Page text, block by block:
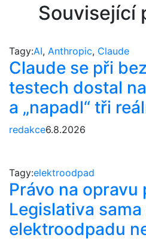
Související
Tagy:AI, Anthropic, Claude
Claude se při
testech dostal
a „napadl“ tři
redakce6.8.2026
Tagy:elektroodpad
Právo na opravu
Legislativa
elektroodpadu